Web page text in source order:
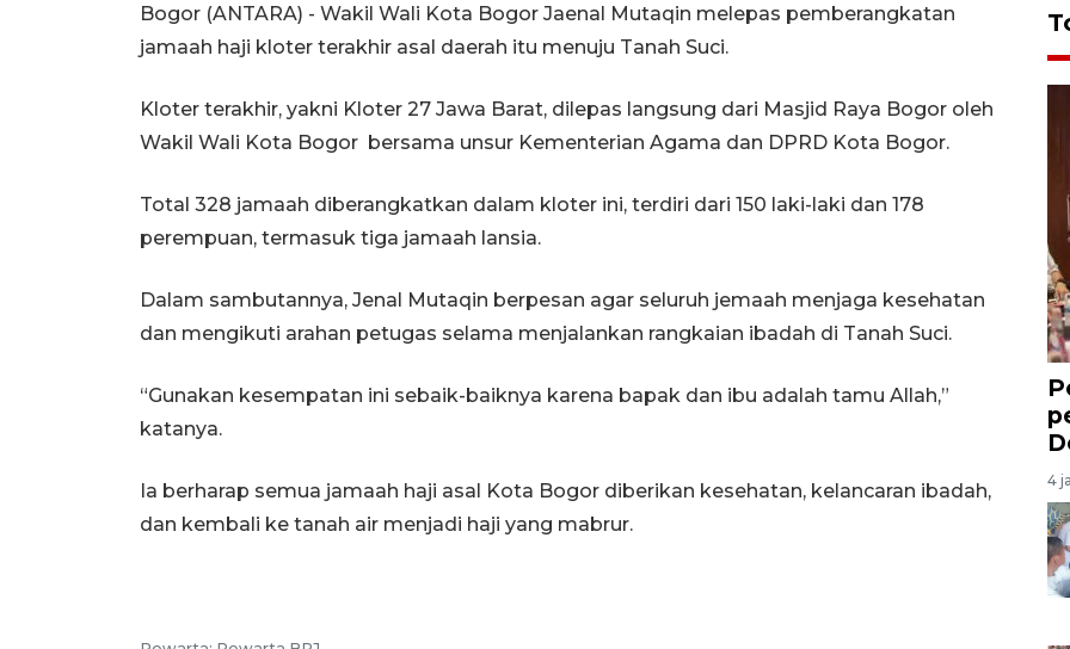
Bogor (ANTARA) - Wakil Wali Kota Bogor Jaenal Mutaqin melepas pemberangkatan
jamaah haji kloter terakhir asal daerah itu menuju Tanah Suci.
Kloter terakhir, yakni Kloter 27 Jawa Barat, dilepas langsung dari Masjid Raya Bogor oleh
Wakil Wali Kota Bogor bersama unsur Kementerian Agama dan DPRD Kota Bogor.
Total 328 jamaah diberangkatkan dalam kloter ini, terdiri dari 150 laki-laki dan 178
perempuan, termasuk tiga jamaah lansia.
Dalam sambutannya, Jenal Mutaqin berpesan agar seluruh jemaah menjaga kesehatan
dan mengikuti arahan petugas selama menjalankan rangkaian ibadah di Tanah Suci.
“Gunakan kesempatan ini sebaik-baiknya karena bapak dan ibu adalah tamu Allah,”
katanya.
Ia berharap semua jamaah haji asal Kota Bogor diberikan kesehatan, kelancaran ibadah,
dan kembali ke tanah air menjadi haji yang mabrur.
4